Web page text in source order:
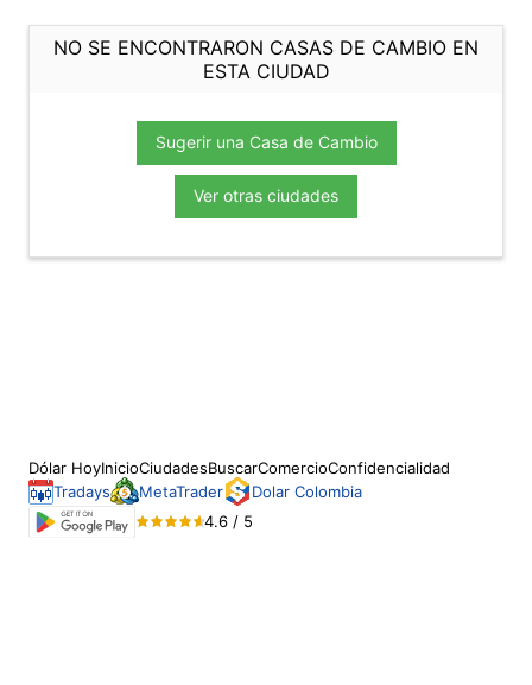
NO SE ENCONTRARON CASAS DE CAMBIO EN
ESTA CIUDAD
Sugerir una Casa de Cambio
Ver otras ciudades
Dólar HoyInicioCiudadesBuscarComercioConfidencialidad
Tradays
MetaTrader
Dolar Colombia
4.6 / 5